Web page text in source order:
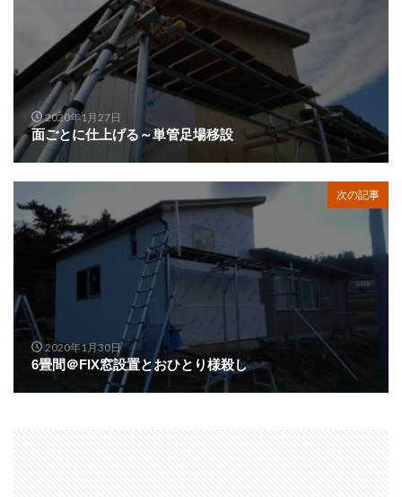
2020年1月27日
面ごとに仕上げる～単管足場移設
次の記事
2020年1月30日
6畳間＠FIX窓設置とおひとり様殺し